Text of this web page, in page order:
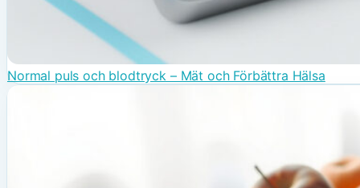
Normal puls och blodtryck – Mät och Förbättra Hälsa